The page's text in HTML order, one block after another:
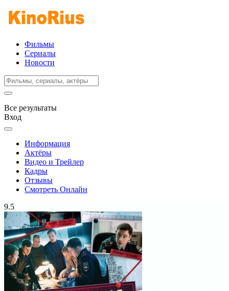
Фильмы
Сериалы
Новости
Все результаты
Вход
Информация
Актёры
Видео и Трейлер
Кадры
Отзывы
Смотреть Онлайн
9.5